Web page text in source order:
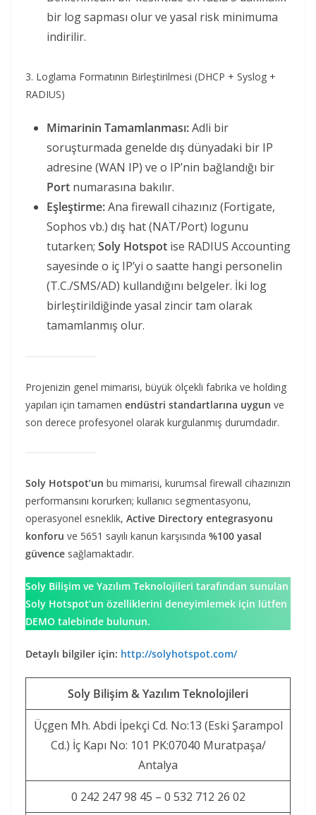
bir log sapması olur ve yasal risk minimuma
indirilir.
3. Loglama Formatının Birleştirilmesi (DHCP + Syslog +
RADIUS)
Mimarinin Tamamlanması:Adli bir
soruşturmada genelde dış dünyadaki bir IP
adresine (WAN IP) ve o IP’nin bağlandığı bir
Port numarasına bakılır.
Eşleştirme:Ana firewall cihazınız (Fortigate,
Sophos vb.) dış hat (NAT/Port) logunu
tutarken; Soly Hotspot ise RADIUS Accounting
sayesinde o iç IP’yi o saatte hangi personelin
(T.C./SMS/AD) kullandığını belgeler. İki log
birleştirildiğinde yasal zincir tam olarak
tamamlanmış olur.
Projenizin genel mimarisi, büyük ölçekli fabrika ve holding
yapıları için tamamen endüstri standartlarına uygun ve
son derece profesyonel olarak kurgulanmış durumdadır.
Soly Hotspot’un bu mimarisi, kurumsal firewall cihazınızın
performansını korurken; kullanıcı segmentasyonu,
operasyonel esneklik, Active Directory entegrasyonu
konforu ve 5651 sayılı kanun karşısında %100 yasal
güvence sağlamaktadır.
Soly Bilişim ve Yazılım Teknolojileri tarafından sunulan
Soly Hotspot’un özelliklerini deneyimlemek için lütfen
DEMO talebinde bulunun.
Detaylı bilgiler için: http://solyhotspot.com/
Soly Bilişim & Yazılım Teknolojileri
Üçgen Mh. Abdi İpekçi Cd. No:13 (Eski Şarampol
Cd.) İç Kapı No: 101 PK:07040 Muratpaşa/
Antalya
0 242 247 98 45 – 0 532 712 26 02